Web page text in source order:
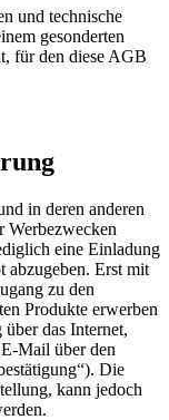
und technische
gesonderten
für den diese AGB
in deren anderen
Werbezwecken
eine Einladung
abzugeben. Erst mit
zu den
Produkte erwerben
das Internet,
Mail über den
Die
kann jedoch